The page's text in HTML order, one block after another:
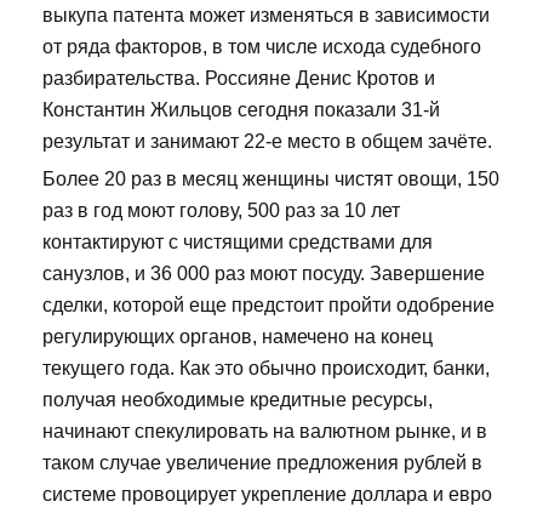
выкупа патента может изменяться в зависимости
от ряда факторов, в том числе исхода судебного
разбирательства. Россияне Денис Кротов и
Константин Жильцов сегодня показали 31-й
результат и занимают 22-е место в общем зачёте.
Более 20 раз в месяц женщины чистят овощи, 150
раз в год моют голову, 500 раз за 10 лет
контактируют с чистящими средствами для
санузлов, и 36 000 раз моют посуду. Завершение
сделки, которой еще предстоит пройти одобрение
регулирующих органов, намечено на конец
текущего года. Как это обычно происходит, банки,
получая необходимые кредитные ресурсы,
начинают спекулировать на валютном рынке, и в
таком случае увеличение предложения рублей в
системе провоцирует укрепление доллара и евро